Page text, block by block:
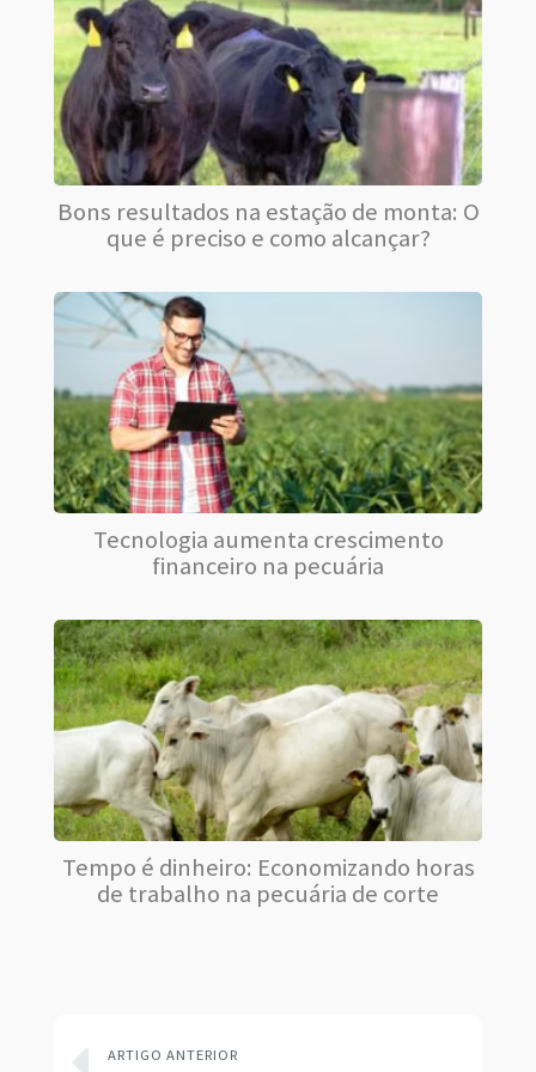
Bons resultados na estação de monta: O
que é preciso e como alcançar?
Tecnologia aumenta crescimento
financeiro na pecuária
Tempo é dinheiro: Economizando horas
de trabalho na pecuária de corte
ARTIGO ANTERIOR